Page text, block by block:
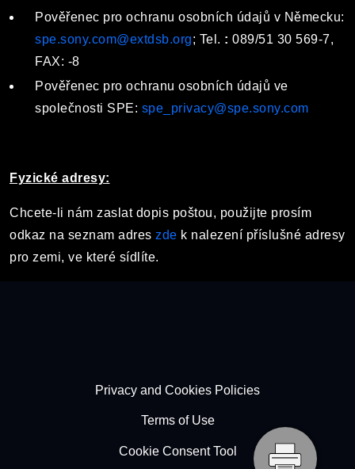
Pověřenec pro ochranu osobních údajů v Německu:
spe.sony.com@extdsb.org; Tel. : 089/51 30 569-7,
FAX: -8
Pověřenec pro ochranu osobních údajů ve
společnosti SPE: spe_privacy@spe.sony.com
Fyzické adresy:
Chcete-li nám zaslat dopis poštou, použijte prosím
odkaz na seznam adres zde k nalezení příslušné adresy
pro zemi, ve které sídlíte.
Footer - SubfooterPrivacy and Cookies Policies
Terms of Use
Cookie Consent Tool